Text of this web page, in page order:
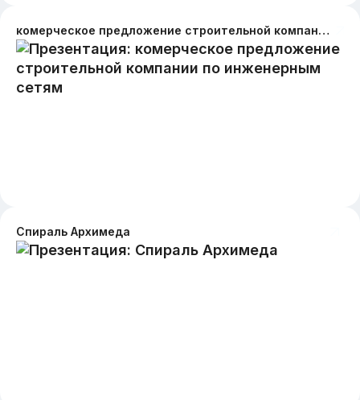
комерческое предложение строительной компании по инженерным сетям
Спираль Архимеда